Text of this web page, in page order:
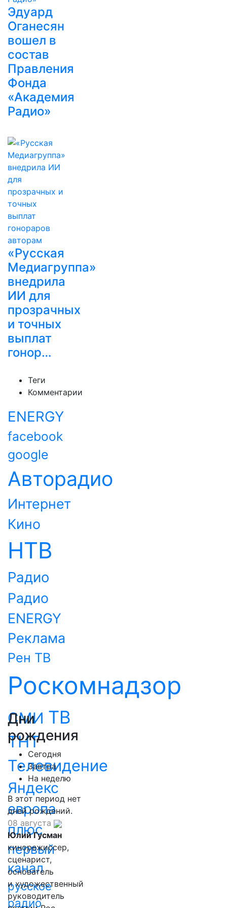
Эдуард
Оганесян
вошел в
состав
Правления
Фонда
«Академия
Радио»
«Русская
Медиагруппа»
внедрила
ИИ для
прозрачных
и точных
выплат
гонор…
Теги
Комментарии
ENERGY
facebook
google
Авторадио
Интернет
Кино
НТВ
Радио
Радио
ENERGY
Реклама
Рен ТВ
Роскомнадзор
СМИ ТВ
ТНТ
Телевидение
Яндекс
европа
плюс
первый
канал
русское
радио
Дни
рождения
Сегодня
Завтра
На неделю
В этот период нет
дней рождений.
08 августа
Юлий Гусман
кинорежиссер,
сценарист,
основатель
и художественный
руководитель